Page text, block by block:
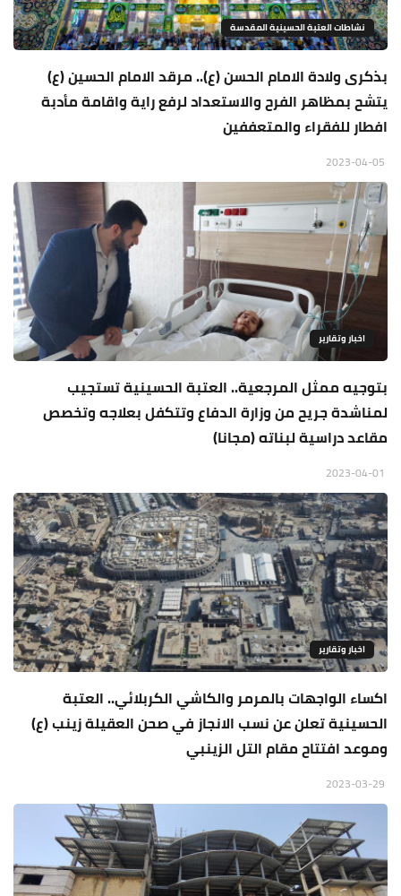
نشاطات العتبة الحسينية المقدسة
بذكرى ولادة الامام الحسن (ع).. مرقد الامام الحسين (ع)
يتشح بمظاهر الفرح والاستعداد لرفع راية واقامة مأدبة
افطار للفقراء والمتعففين
اخبار وتقارير
بتوجيه ممثل المرجعية.. العتبة الحسينية تستجيب
لمناشدة جريح من وزارة الدفاع وتتكفل بعلاجه وتخصص
مقاعد دراسية لبناته (مجانا)
اخبار وتقارير
اكساء الواجهات بالمرمر والكاشي الكربلائي.. العتبة
الحسينية تعلن عن نسب الانجاز في صحن العقيلة زينب (ع)
وموعد افتتاح مقام التل الزينبي